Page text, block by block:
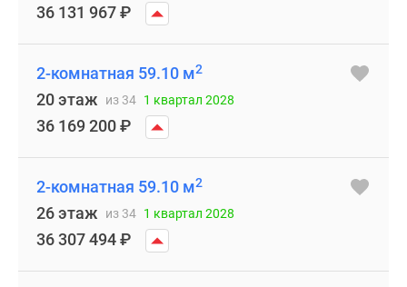
36 131 967₽
2-комнатная 59.10 м2
20 этаж из 34 1 квартал 2028
36 169 200₽
2-комнатная 59.10 м2
26 этаж из 34 1 квартал 2028
36 307 494₽